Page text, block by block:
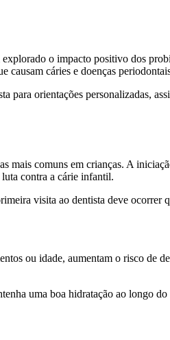
o impacto positivo dos
causam cáries e doenças
para orientações personalizadas,
mais comuns em crianças. A
contra a cárie infantil.
visita ao dentista deve ocorrer
ou idade, aumentam o risco de
uma boa hidratação ao longo do